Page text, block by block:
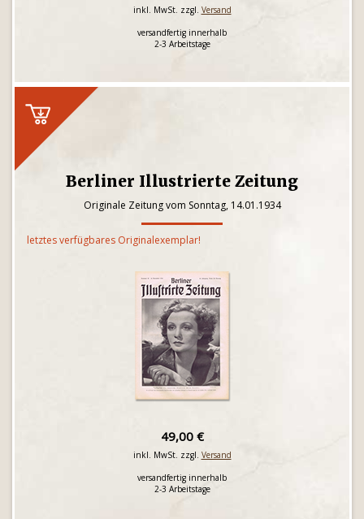
inkl. MwSt. zzgl. Versand
versandfertig innerhalb
2-3 Arbeitstage
Berliner Illustrierte Zeitung
Originale Zeitung vom Sonntag, 14.01.1934
letztes verfügbares Originalexemplar!
49,00 €
inkl. MwSt. zzgl. Versand
versandfertig innerhalb
2-3 Arbeitstage